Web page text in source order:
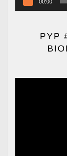
00:00
PYP